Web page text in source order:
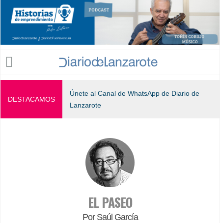
Jump to navigation
DESTACAMOS
Únete al Canal de WhatsApp de Diario de
Lanzarote
EL PASEO
Por Saúl García